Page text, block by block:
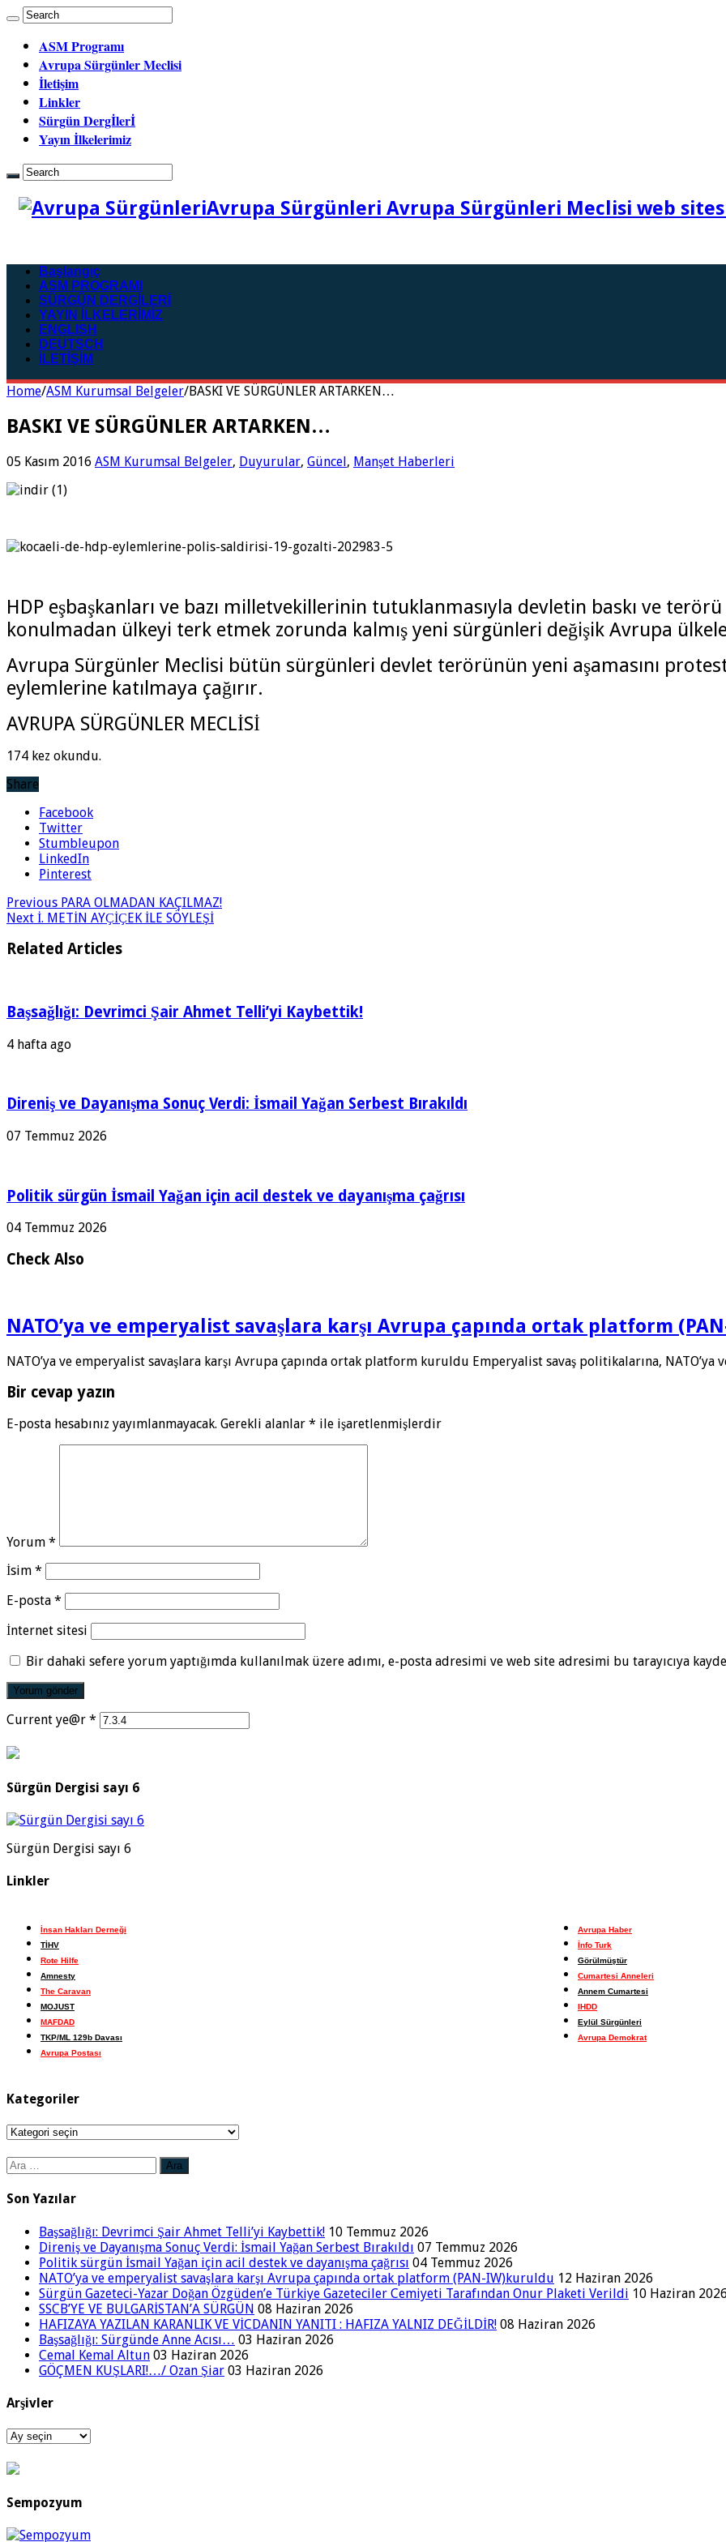
ASM Programı
Avrupa Sürgünler Meclisi
İletişim
Linkler
Sürgün Dergİlerİ
Yayın İlkelerimiz
Avrupa Sürgünleri Avrupa Sürgünleri Meclisi web
Başlangıç
ASM PROGRAMI
SÜRGÜN DERGİLERİ
YAYIN İLKELERİMİZ
ENGLISH
DEUTSCH
İLETİŞİM
Home/ASM Kurumsal Belgeler/BASKI VE SÜRGÜNLER ARTARKEN…
BASKI VE SÜRGÜNLER ARTARKEN…
05 Kasım 2016 ASM Kurumsal Belgeler, Duyurular, Güncel, Manşet Haberleri
HDP eşbaşkanları ve bazı milletvekillerinin tutuklanmasıyla devletin baskı ve
konulmadan ülkeyi terk etmek zorunda kalmış yeni sürgünleri değişik Avrupa
Avrupa Sürgünler Meclisi bütün sürgünleri devlet terörünün yeni aşamasını
eylemlerine katılmaya çağırır.
AVRUPA SÜRGÜNLER MECLİSİ
174 kez okundu.
Share
Facebook
Twitter
Stumbleupon
LinkedIn
Pinterest
Previous PARA OLMADAN KAÇILMAZ!
Next İ. METİN AYҪİҪEK İLE SÖYLEŞİ
Related Articles
Başsağlığı: Devrimci Şair Ahmet Telli’yi Kaybettik!
4 hafta ago
Direniş ve Dayanışma Sonuç Verdi: İsmail Yağan Serbest Bırakıldı
07 Temmuz 2026
Politik sürgün İsmail Yağan için acil destek ve dayanışma çağrısı
04 Temmuz 2026
Check Also
NATO’ya ve emperyalist savaşlara karşı Avrupa çapında ortak platform
NATO’ya ve emperyalist savaşlara karşı Avrupa çapında ortak platform kuruldu Emperyalist savaş politikalarına, NATO’ya
Bir cevap yazın
E-posta hesabınız yayımlanmayacak. Gerekli alanlar * ile işaretlenmişlerdir
Yorum *
İsim *
E-posta *
İnternet sitesi
Bir dahaki sefere yorum yaptığımda kullanılmak üzere adımı, e-posta adresimi ve web site adresimi bu tarayıcıya
Current ye@r *
Sürgün Dergisi sayı 6
Sürgün Dergisi sayı 6
Linkler
İnsan Hakları Derneği
TİHV
Rote Hilfe
Amnesty
The Caravan
MOJUST
MAFDAD
TKP/ML 129b Davası
Avrupa Postası
Avrupa Haber
İnfo Turk
Görülmüştür
Cumartesi Anneleri
Annem Cumartesi
IHDD
Eylül Sürgünleri
Avrupa Demokrat
Kategoriler
Kategoriler
Arama:
Son Yazılar
Başsağlığı: Devrimci Şair Ahmet Telli’yi Kaybettik! 10 Temmuz 2026
Direniş ve Dayanışma Sonuç Verdi: İsmail Yağan Serbest Bırakıldı 07 Temmuz 2026
Politik sürgün İsmail Yağan için acil destek ve dayanışma çağrısı 04 Temmuz 2026
NATO’ya ve emperyalist savaşlara karşı Avrupa çapında ortak platform (PAN-IW)kuruldu 12 Haziran 2026
Sürgün Gazeteci-Yazar Doğan Özgüden’e Türkiye Gazeteciler Cemiyeti Tarafından Onur Plaketi Verildi 10 Haziran
SSCB’YE VE BULGARİSTAN’A SÜRGÜN 08 Haziran 2026
HAFIZAYA YAZILAN KARANLIK VE VİCDANIN YANITI : HAFIZA YALNIZ DEĞİLDİR! 08 Haziran 2026
Başsağlığı: Sürgünde Anne Acısı… 03 Haziran 2026
Cemal Kemal Altun 03 Haziran 2026
GÖÇMEN KUŞLARI!…/ Ozan Şiar 03 Haziran 2026
Arşivler
Arşivler
Sempozyum